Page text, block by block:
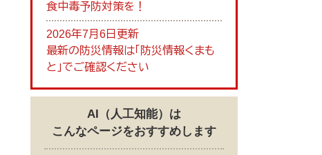
食中毒予防対策を！
2026年7月6日更新
最新の防災情報は「防災情報くまも
と」でご確認ください
AI（人工知能）は
こんなページをおすすめします